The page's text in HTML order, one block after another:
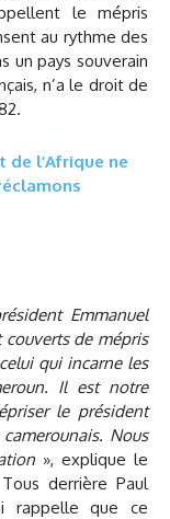
le mépris
au rythme des
un pays souverain
n’a le droit de
de l’Afrique ne
Emmanuel
de mépris
qui incarne les
Il est notre
le président
Nous
», explique le
derrière Paul
rappelle que ce